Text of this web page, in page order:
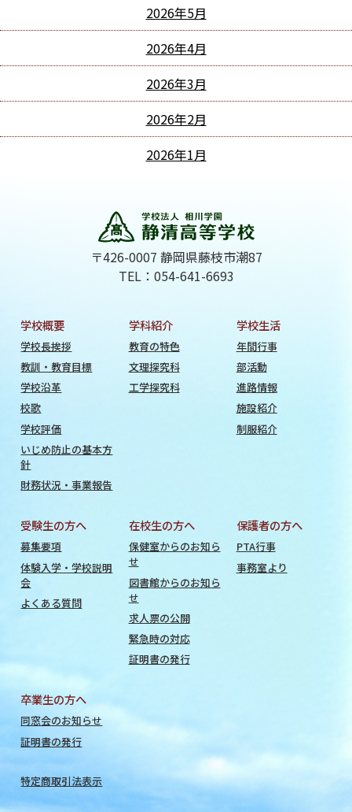
2026年5月
2026年4月
2026年3月
2026年2月
2026年1月
〒426-0007 静岡県藤枝市潮87
TEL：054-641-6693
学校概要
学校長挨拶
教訓・教育目標
学校沿革
校歌
学校評価
いじめ防止の基本方
針
財務状況・事業報告
学科紹介
教育の特色
文理探究科
工学探究科
学校生活
年間行事
部活動
進路情報
施設紹介
制服紹介
受験生の方へ
募集要項
体験入学・学校説明
会
よくある質問
在校生の方へ
保健室からのお知ら
せ
図書館からのお知ら
せ
求人票の公開
緊急時の対応
証明書の発行
保護者の方へ
PTA行事
事務室より
卒業生の方へ
同窓会のお知らせ
証明書の発行
特定商取引法表示